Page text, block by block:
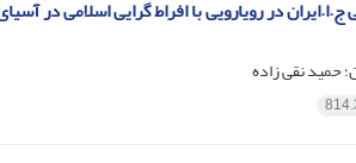
در رویارویی با افراط گرایی اسلامی در آسیای
حمید نقی زاده